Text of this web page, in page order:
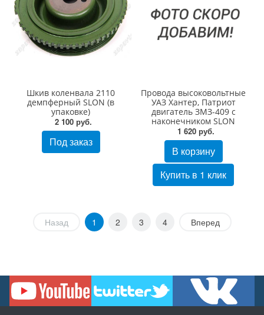
Шкив коленвала 2110
демпферный SLON (в
упаковке)
2 100 руб.
Под заказ
Провода высоковольтные
УАЗ Хантер, Патриот
двигатель ЗМЗ-409 с
наконечником SLON
1 620 руб.
В корзину
Купить в 1 клик
Назад 1 2 3 4 Вперед